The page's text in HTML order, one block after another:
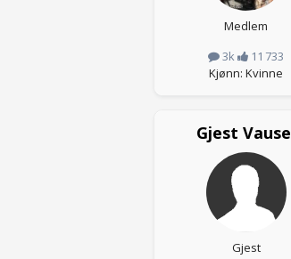
Medlem
3k
11 733
Kjønn: Kvinne
Gjest Vause
Gjest